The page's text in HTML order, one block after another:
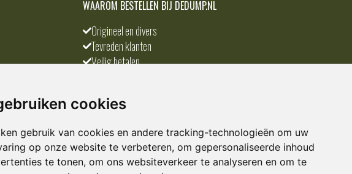
cookies
gebruik van cookies en andere tracking-technologieën om uw
op onze website te verbeteren, om gepersonaliseerde inhoud
te tonen, om ons websiteverkeer te analyseren en om te
WAAROM BESTELLEN BIJ DEDUMP.NL
Origineel en divers
Tevreden klanten
Veilig betalen